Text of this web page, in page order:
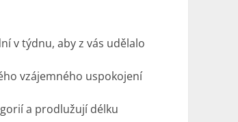
v týdnu, aby z vás udělalo
vzájemného uspokojení
a prodlužují délku